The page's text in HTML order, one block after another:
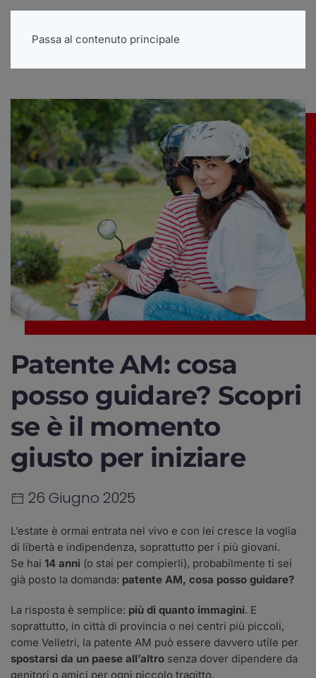
Passa al contenuto principale
Patente AM: cosa
posso guidare? Scopri
se è il momento
giusto per iniziare
26 Giugno 2025
L’estate è ormai entrata nel vivo e con lei cresce la voglia
di libertà e indipendenza, soprattutto per i più giovani.
Se hai 14 anni (o stai per compierli), probabilmente ti sei
già posto la domanda: patente AM, cosa posso guidare?
La risposta è semplice: più di quanto immagini. E
soprattutto, in città di provincia o nei centri più piccoli,
come Velletri, la patente AM può essere davvero utile per
spostarsi da un paese all’altro senza dover dipendere da
genitori o amici per ogni piccolo tragitto.